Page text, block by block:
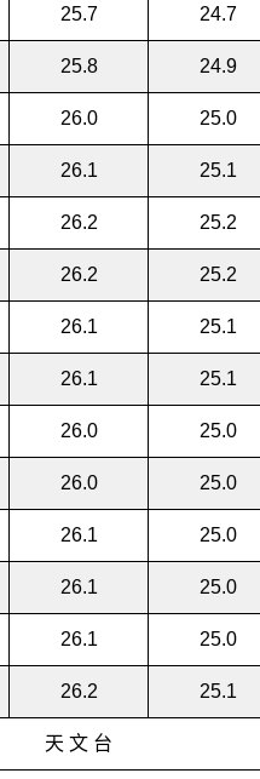
25.7 24.7
25.8 24.9
26.0 25.0
26.1 25.1
26.2 25.2
26.2 25.2
26.1 25.1
26.1 25.1
26.0 25.0
26.0 25.0
26.1 25.0
26.1 25.0
26.1 25.0
26.2 25.1
天 文 台